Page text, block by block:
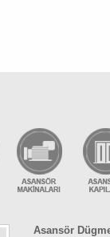
Asansör